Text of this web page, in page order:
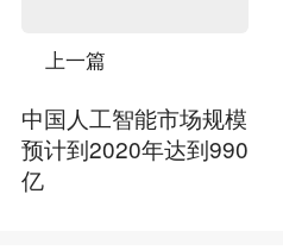
上一篇
中国人工智能市场规模
预计到2020年达到990
亿